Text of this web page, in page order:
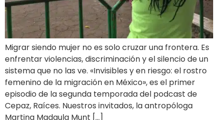
Migrar siendo mujer no es solo cruzar una frontera. Es
enfrentar violencias, discriminación y el silencio de un
sistema que no las ve. «Invisibles y en riesgo: el rostro
femenino de la migración en México», es el primer
episodio de la segunda temporada del podcast de
Cepaz, Raíces. Nuestros invitados, la antropóloga
Martina Madaula Munt […]